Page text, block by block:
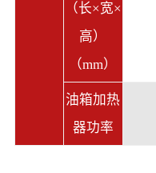
（长×宽×
高）
（mm）
油箱加热
器功率